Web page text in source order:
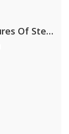
PAWSA & The Adventures Of Stevie V